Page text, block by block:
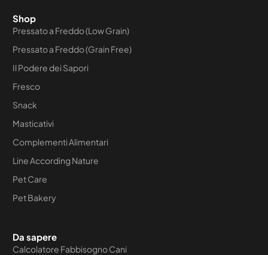
Shop
Pressato a Freddo (Low Grain)
Pressato a Freddo (Grain Free)
Il Podere dei Sapori
Fresco
Snack
Masticativi
Complementi Alimentari
Line According Nature
Pet Care
Pet Bakery
Da sapere
Calcolatore Fabbisogno Cani